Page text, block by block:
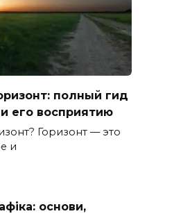
полный гид
его восприятию
Горизонт — это
и
основи,